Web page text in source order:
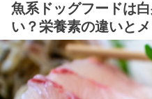
魚系ドッグフードは
い？栄養素の違いと